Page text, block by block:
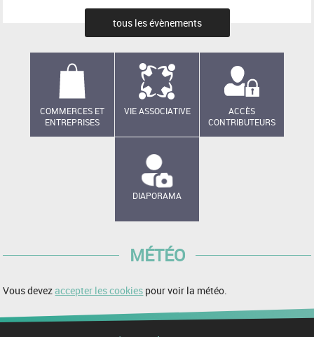
tous les évènements
COMMERCES ET
ENTREPRISES
VIE ASSOCIATIVE
ACCÈS
CONTRIBUTEURS
DIAPORAMA
MÉTÉO
Vous devezaccepter les cookies pour voir la météo.